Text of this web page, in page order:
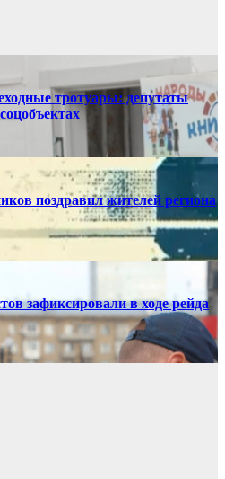
тротуары: депутаты
поздравил жителей региона
зафиксировали в ходе рейда